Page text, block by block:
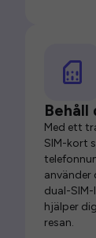
Med ett
SIM-kort
använder
dual-
hjälper
resan.